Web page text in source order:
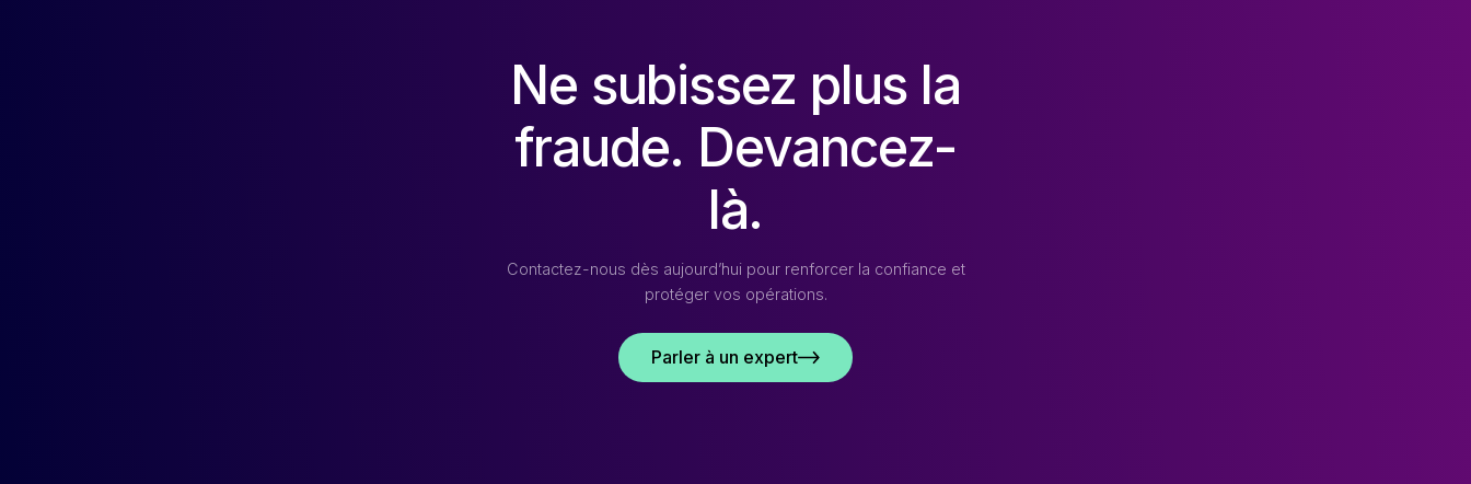
Ne subissez plus la
fraude. Devancez-
là.
Contactez-nous dès aujourd’hui pour renforcer la confiance et
protéger vos opérations.
Parler à un expert